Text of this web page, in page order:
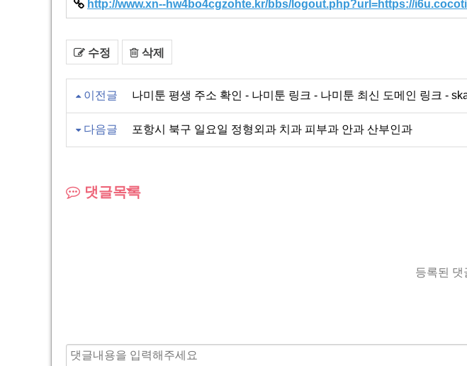
http://www.xn--hw4bo4cgzohte.kr/bbs/logout.php?url=https://
수정 삭제
이전글 나미툰 평생 주소 확인 - 나미툰 링크 - 나미툰 최신 도메인 링크 -
다음글 포항시 북구 일요일 정형외과 치과 피부과 안과 산부인과
댓글목록
등록된 댓